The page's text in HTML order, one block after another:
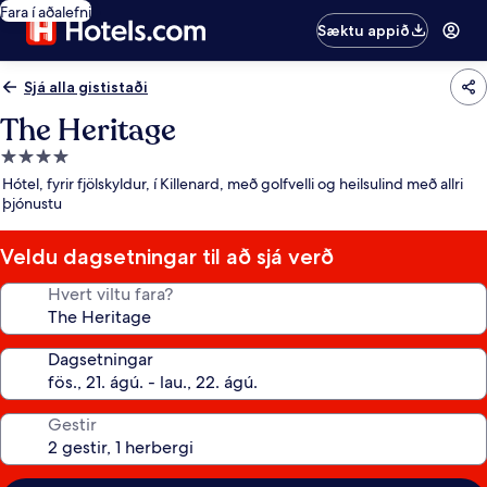
Fara í aðalefni
Sæktu appið
Sjá alla gististaði
The Heritage
4.0
stjörnu
gististaður
Hótel, fyrir fjölskyldur, í Killenard, með golfvelli og heilsulind með allri
þjónustu
Veldu dagsetningar til að sjá verð
Hvert viltu fara?
Dagsetningar
Gestir